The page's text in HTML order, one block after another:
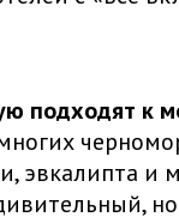
подходят к
эвкалипта и